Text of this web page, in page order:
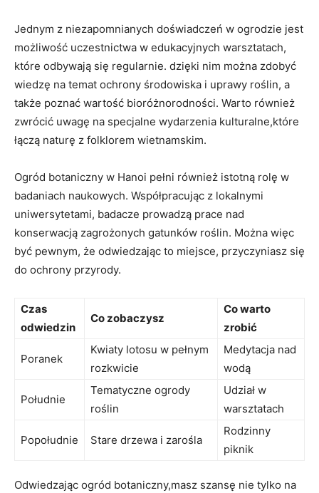
Jednym z niezapomnianych doświadczeń w ogrodzie jest
możliwość uczestnictwa w edukacyjnych warsztatach,
które odbywają się regularnie. dzięki nim można zdobyć
wiedzę na temat ochrony środowiska i uprawy roślin, a
także poznać wartość bioróżnorodności. Warto również
zwrócić uwagę na specjalne wydarzenia kulturalne,które
łączą naturę z folklorem wietnamskim.
Ogród botaniczny w Hanoi pełni również istotną rolę w
badaniach naukowych. Współpracując z lokalnymi
uniwersytetami, badacze prowadzą prace nad
konserwacją zagrożonych gatunków roślin. Można więc
być pewnym, że odwiedzając to miejsce, przyczyniasz się
do ochrony przyrody.
Czas
odwiedzin
Co zobaczysz
Co warto
zrobić
Poranek
Kwiaty lotosu w pełnym
rozkwicie
Medytacja nad
wodą
Południe
Tematyczne ogrody
roślin
Udział w
warsztatach
Popołudnie Stare drzewa i zarośla
Rodzinny
piknik
Odwiedzając ogród botaniczny,masz szansę nie tylko na